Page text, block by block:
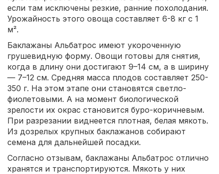
если там исключены резкие, ранние похолодания.
Урожайность этого овоща составляет 6-8 кг с 1
м².
Баклажаны Альбатрос имеют укороченную
грушевидную форму. Овощи готовы для снятия,
когда в длину они достигают 9–14 см, а в ширину
— 7–12 см. Средняя масса плодов составляет 250-
350 г. На этом этапе они становятся светло-
фиолетовыми. А на момент биологической
зрелости их окрас становится буро-коричневым.
При разрезании виднеется плотная, белая мякоть.
Из дозрелых крупных баклажанов собирают
семена для дальнейшей посадки.
Согласно отзывам, баклажаны Альбатрос отлично
хранятся и транспортируются. Мякоть у них